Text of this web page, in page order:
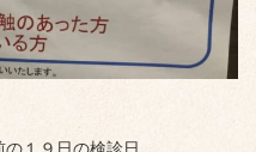
１９日の検診日。